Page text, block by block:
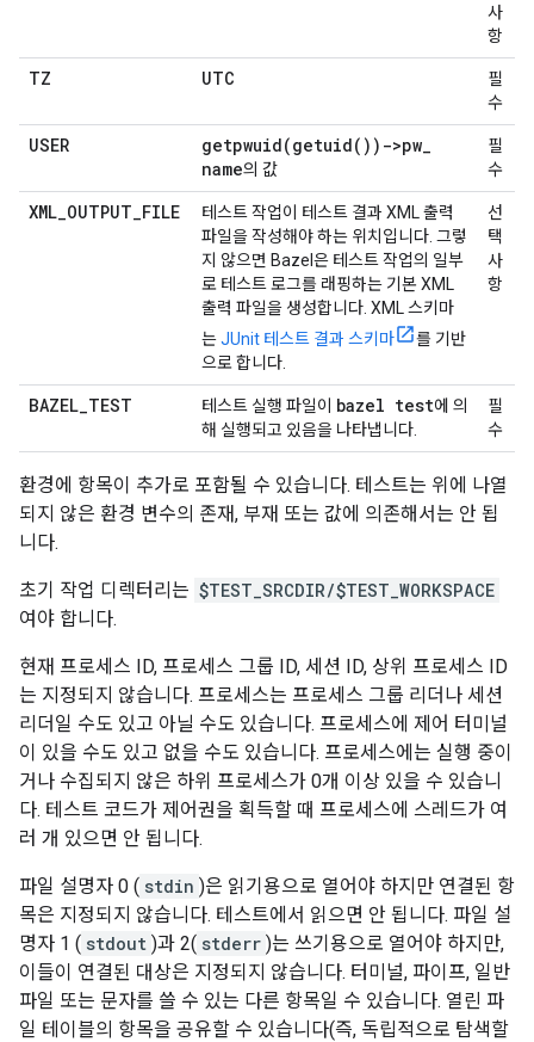
사
항
TZ UTC
필
수
USER getpwuid(getuid( ))->pw_
name의 값
필
수
XML_OUTPUT_FILE
테스트 작업이 테스트 결과 XML 출력
파일을 작성해야 하는 위치입니다. 그렇
지 않으면 Bazel은 테스트 작업의 일부
로 테스트 로그를 래핑하는 기본 XML
출력 파일을 생성합니다. XML 스키마
는JUnit 테스트 결과 스키마
를 기반
으로 합니다.
선
택
사
항
BAZEL_TEST 테스트 실행 파일이 bazel test에 의
해 실행되고 있음을 나타냅니다.
필
수
환경에 항목이 추가로 포함될 수 있습니다. 테스트는 위에 나열
되지 않은 환경 변수의 존재, 부재 또는 값에 의존해서는 안 됩
니다.
초기 작업 디렉터리는 $TEST_SRCDIR/$TEST_WORKSPACE
여야 합니다.
현재 프로세스 ID, 프로세스 그룹 ID, 세션 ID, 상위 프로세스 ID
는 지정되지 않습니다. 프로세스는 프로세스 그룹 리더나 세션
리더일 수도 있고 아닐 수도 있습니다. 프로세스에 제어 터미널
이 있을 수도 있고 없을 수도 있습니다. 프로세스에는 실행 중이
거나 수집되지 않은 하위 프로세스가 0개 이상 있을 수 있습니
다. 테스트 코드가 제어권을 획득할 때 프로세스에 스레드가 여
러 개 있으면 안 됩니다.
파일 설명자 0 ( stdin )은 읽기용으로 열어야 하지만 연결된 항
목은 지정되지 않습니다. 테스트에서 읽으면 안 됩니다. 파일 설
명자 1 ( stdout )과 2( stderr )는 쓰기용으로 열어야 하지만,
이들이 연결된 대상은 지정되지 않습니다. 터미널, 파이프, 일반
파일 또는 문자를 쓸 수 있는 다른 항목일 수 있습니다. 열린 파
일 테이블의 항목을 공유할 수 있습니다(즉, 독립적으로 탐색할